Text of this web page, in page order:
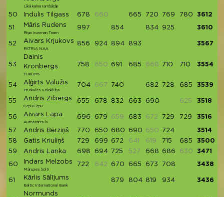
Līkā kalna rambātāji
50 Indulis Tilgass 678 660 665 720 769 780 3612
51 Māris Rudens
Riga Ironman Team
997 854 834 925 3610
52 Aivars Krjukovs
PATRIA NAA
856 924 894 893 3567
53
Dainis
Kronbergs
TUKUMS
758 650 691 685 668 710 710 3554
54 Aļģirts Valužis
Priekules veloklubs
704 667 740 682 728 685 3539
55 Andris Zībergs
Cepu Cepu
655 678 832 663 690 625 3518
56 Aivars Lapa
Autostarts.lv
696 679 659 683 672 729 729 3516
57 Andris Bērziņš 770 650 680 690 650 724
3514
58
Gatis Kriuliņš 729 699 672 641 619 715 685
3500
59
Andris Lanka 698 694 725 527 668 686 630 3471
60 Indars Melzobs
Mārupes bolti
722 642 670 665 673 708 3438
61 Kārlis Sālījums
Baltic International Bank
879 804 819 934 3436
Normunds